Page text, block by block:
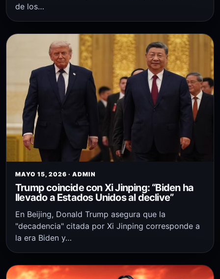
de los…
MAYO 15, 2026 · ADMIN
Trump coincide con Xi Jinping: “Biden ha
llevado a Estados Unidos al declive”
En Beijing, Donald Trump asegura que la
"decadencia" citada por Xi Jinping corresponde a
la era Biden y…